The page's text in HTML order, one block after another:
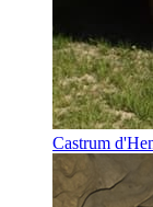
Castrum